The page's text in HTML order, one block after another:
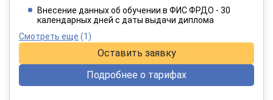
При оплате в рассрочку на 12 месяцев
Внесение данных об обучении в ФИС ФРДО - 30
календарных дней с даты выдачи диплома
Смотреть еще (1)
Оставить заявку
Подробнее о тарифах